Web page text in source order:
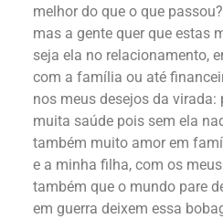
melhor do que o que
mas a gente quer que estas
seja ela no relacionamento,
com a família ou até
nos meus desejos da virada:
muita saúde pois sem ela
também muito amor em
e a minha filha, com os
também que o mundo pare
em guerra deixem essa